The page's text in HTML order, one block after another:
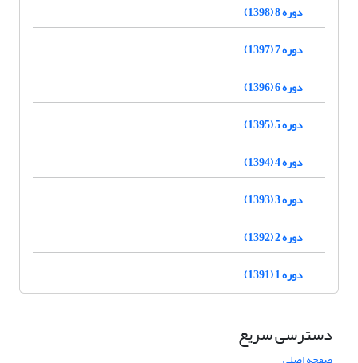
دوره 8 (1398)
دوره 7 (1397)
دوره 6 (1396)
دوره 5 (1395)
دوره 4 (1394)
دوره 3 (1393)
دوره 2 (1392)
دوره 1 (1391)
دسترسی سریع